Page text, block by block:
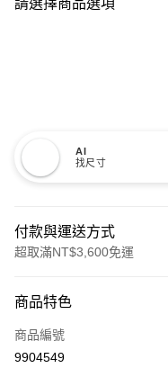
請選擇商品選項
AI
找尺寸
付款與運送方式
超取滿NT$3,600免運
信用卡一次付款
信用卡分期付款
商品特色
商品編號
9904549